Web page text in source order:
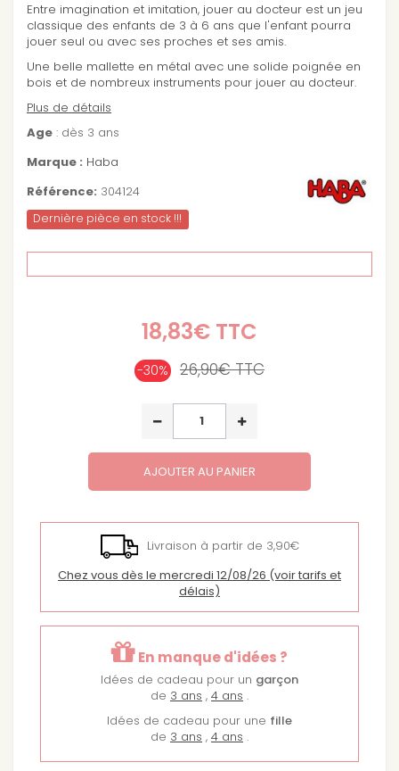
Entre imagination et imitation, jouer au docteur est un jeu
classique des enfants de 3 à 6 ans que l'enfant pourra
jouer seul ou avec ses proches et ses amis.
Une belle mallette en métal avec une solide poignée en
bois et de nombreux instruments pour jouer au docteur.
Plus de détails
Age : dès 3 ans
Marque : Haba
Référence: 304124
Dernière pièce en stock !!!
18,83€ TTC
-30% 26,90€TTC
AJOUTER AU PANIER
Livraison à partir de 3,90€
Chez vous dès le mercredi 12/08/26 (voir tarifs et
délais)
En manque d'idées ?
Idées de cadeau pour un garçon
de 3 ans , 4 ans .
Idées de cadeau pour une fille
de 3 ans , 4 ans .